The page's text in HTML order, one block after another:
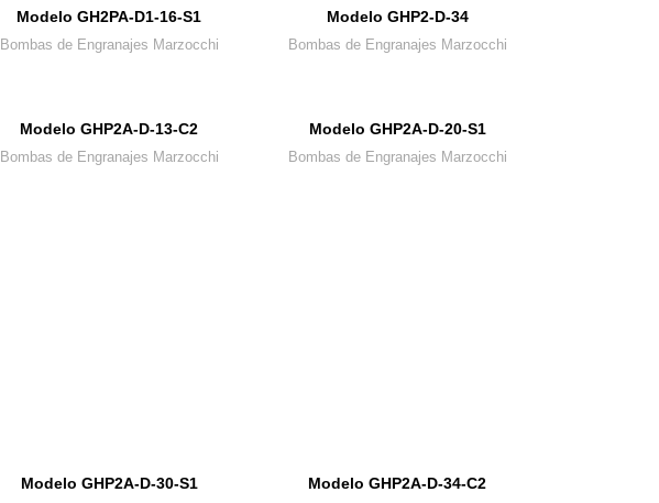
Modelo GH2PA-D1-16-S1
Bombas de Engranajes Marzocchi
Modelo GHP2-D-34
Bombas de Engranajes Marzocchi
Modelo GHP2A-D-13-C2
Bombas de Engranajes Marzocchi
Modelo GHP2A-D-20-S1
Bombas de Engranajes Marzocchi
Modelo GHP2A-D-30-S1 Modelo GHP2A-D-34-C2